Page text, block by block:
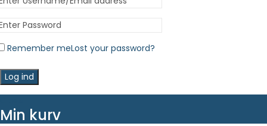
Remember meLost your password?
Log ind
Min kurv